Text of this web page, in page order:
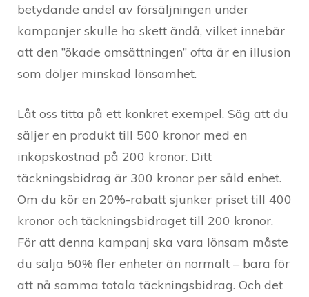
betydande andel av försäljningen under
kampanjer skulle ha skett ändå, vilket innebär
att den ”ökade omsättningen” ofta är en illusion
som döljer minskad lönsamhet.
Låt oss titta på ett konkret exempel. Säg att du
säljer en produkt till 500 kronor med en
inköpskostnad på 200 kronor. Ditt
täckningsbidrag är 300 kronor per såld enhet.
Om du kör en 20%-rabatt sjunker priset till 400
kronor och täckningsbidraget till 200 kronor.
För att denna kampanj ska vara lönsam måste
du sälja 50% fler enheter än normalt – bara för
att nå samma totala täckningsbidrag. Och det